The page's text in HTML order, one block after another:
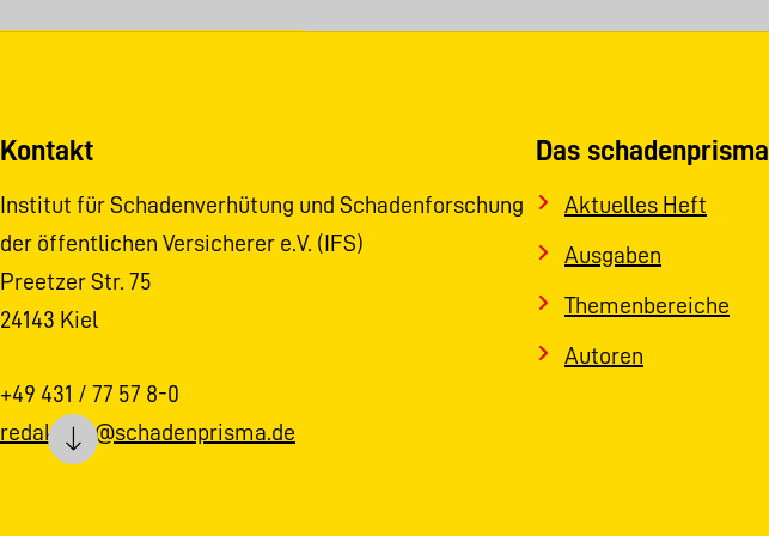
Kontakt
Institut für Schadenverhütung und Schadenforschung
der öffentlichen Versicherer e.V. (IFS)
Preetzer Str. 75
24143 Kiel
+49 431 / 77 57 8-0
redaktion@schadenprisma.de
Das schadenprisma
Aktuelles Heft
Ausgaben
Themenbereiche
Autoren